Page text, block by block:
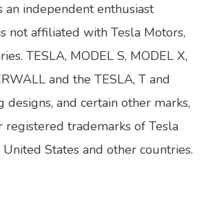
an independent enthusiast
not affiliated with Tesla Motors,
TESLA, MODEL S, MODEL X,
and the TESLA, T and
designs, and certain other marks,
registered trademarks of Tesla
United States and other countries.